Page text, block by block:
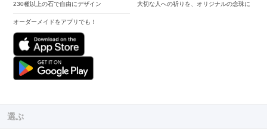
230種以上の石で自由にデザイン
オーダーメイドをアプリでも！
大切な人への祈りを、オリジナルの念珠に
選ぶ